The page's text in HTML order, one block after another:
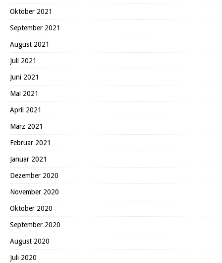
Oktober 2021
September 2021
August 2021
Juli 2021
Juni 2021
Mai 2021
April 2021
März 2021
Februar 2021
Januar 2021
Dezember 2020
November 2020
Oktober 2020
September 2020
August 2020
Juli 2020